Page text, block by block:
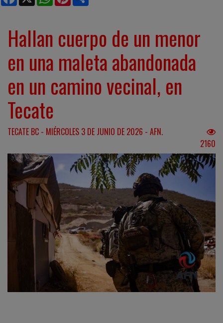
Hallan cuerpo de un menor
en una maleta abandonada
en un camino vecinal, en
Tecate
TECATE BC - MIÉRCOLES 3 DE JUNIO DE 2026 - AFN.
2160